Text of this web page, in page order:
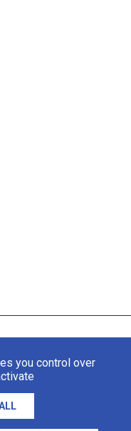
des cookies
you control over